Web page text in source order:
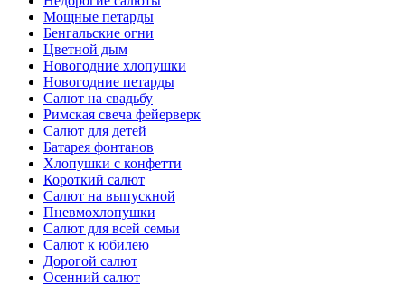
Мощные петарды
Бенгальские огни
Цветной дым
Новогодние хлопушки
Новогодние петарды
Салют на свадьбу
Римская свеча фейерверк
Салют для детей
Батарея фонтанов
Хлопушки с конфетти
Короткий салют
Салют на выпускной
Пневмохлопушки
Салют для всей семьи
Салют к юбилею
Дорогой салют
Осенний салют